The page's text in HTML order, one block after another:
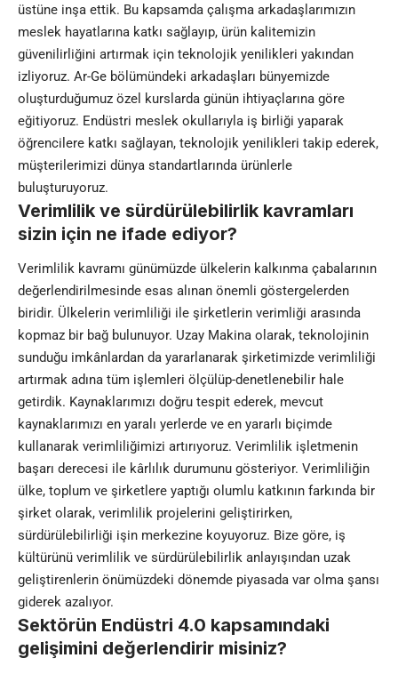
üstüne inşa ettik. Bu kapsamda çalışma arkadaşlarımızın
meslek hayatlarına katkı sağlayıp, ürün kalitemizin
güvenilirliğini artırmak için teknolojik yenilikleri yakından
izliyoruz. Ar-Ge bölümündeki arkadaşları bünyemizde
oluşturduğumuz özel kurslarda günün ihtiyaçlarına göre
eğitiyoruz. Endüstri meslek okullarıyla iş birliği yaparak
öğrencilere katkı sağlayan, teknolojik yenilikleri takip ederek,
müşterilerimizi dünya standartlarında ürünlerle
buluşturuyoruz.
Verimlilik ve sürdürülebilirlik kavramları
sizin için ne ifade ediyor?
Verimlilik kavramı günümüzde ülkelerin kalkınma çabalarının
değerlendirilmesinde esas alınan önemli göstergelerden
biridir. Ülkelerin verimliliği ile şirketlerin verimliği arasında
kopmaz bir bağ bulunuyor. Uzay Makina olarak, teknolojinin
sunduğu imkânlardan da yararlanarak şirketimizde verimliliği
artırmak adına tüm işlemleri ölçülüp-denetlenebilir hale
getirdik. Kaynaklarımızı doğru tespit ederek, mevcut
kaynaklarımızı en yaralı yerlerde ve en yararlı biçimde
kullanarak verimliliğimizi artırıyoruz. Verimlilik işletmenin
başarı derecesi ile kârlılık durumunu gösteriyor. Verimliliğin
ülke, toplum ve şirketlere yaptığı olumlu katkının farkında bir
şirket olarak, verimlilik projelerini geliştirirken,
sürdürülebilirliği işin merkezine koyuyoruz. Bize göre, iş
kültürünü verimlilik ve sürdürülebilirlik anlayışından uzak
geliştirenlerin önümüzdeki dönemde piyasada var olma şansı
giderek azalıyor.
Sektörün Endüstri 4.0 kapsamındaki
gelişimini değerlendirir misiniz?